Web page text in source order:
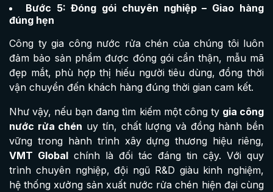
Bước 5: Đóng gói chuyên nghiệp – Giao hàng
đúng hẹn
Công ty gia công nước rửa chén của chúng tôi luôn
đảm bảo sản phẩm được đóng gói cẩn thận, mẫu mã
đẹp mắt, phù hợp thị hiếu người tiêu dùng, đồng thời
vận chuyển đến khách hàng đúng thời gian cam kết.
Như vậy, nếu bạn đang tìm kiếm một công ty gia công
nước rửa chén uy tín, chất lượng và đồng hành bền
vững trong hành trình xây dựng thương hiệu riêng,
VMT Global chính là đối tác đáng tin cậy. Với quy
trình chuyên nghiệp, đội ngũ R&D giàu kinh nghiệm,
hệ thống xưởng sản xuất nước rửa chén hiện đại cùng